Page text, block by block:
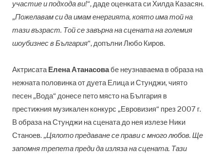
участие и подхода ви!“, даде оценката си Хилда Казасян.
„Пожелавам си да имам енергията, която има той на
тази възраст. Той се завърна на сцената на големия
шоубизнес в България“, допълни Любо Киров.
АктрисатаЕлена Атанасовабе неузнаваема в образа на
нежната половинка от дуета Елица и Стунджи, чиято
песен „Вода“ донесе пето място на България в
престижния музикален конкурс „Евровизия“ през 2007 г.
В образа на Стунджи на сцената до нея излезе Ники
Станоев. „Цялото предаване се прави с много любов. Ще
запомня трепета преди да изляза на сцената. Тази